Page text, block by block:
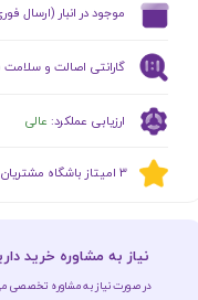
گارانتی اصالت و سلامت
ارزیابی عملکرد: عالی
​موجود در انبار (ارسال
​​3 امیتاز باشگاه مشتریان
​نیاز به مشاوره خرید
در صورت نیاز به مشاوره تخصصی